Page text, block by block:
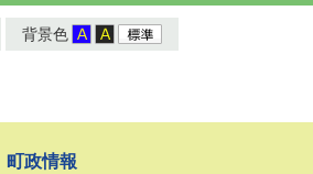
背景色
町政情報